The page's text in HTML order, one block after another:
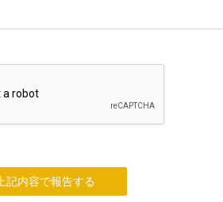
上記内容で報告する